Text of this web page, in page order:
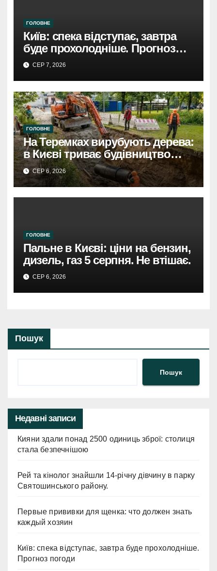
ГОЛОВНЕ
Київ: спека відступає, завтра
буде прохолодніше. Прогноз
погоди
СЕР 7, 2026
ГОЛОВНЕ
На Теремках вирубують дерева:
в Києві триває будівництво
теплотраси
СЕР 6, 2026
ГОЛОВНЕ
Пальне в Києві: ціни на бензин,
дизель, газ 5 серпня. Не втішає.
СЕР 6, 2026
Пошук
Пошук
Недавні записи
Кияни здали понад 2500 одиниць зброї: столиця
стала безпечнішою
Рей та кінолог знайшли 14-річну дівчину в парку
Святошинського району.
Первые прививки для щенка: что должен знать
каждый хозяин
Київ: спека відступає, завтра буде прохолодніше.
Прогноз погоди